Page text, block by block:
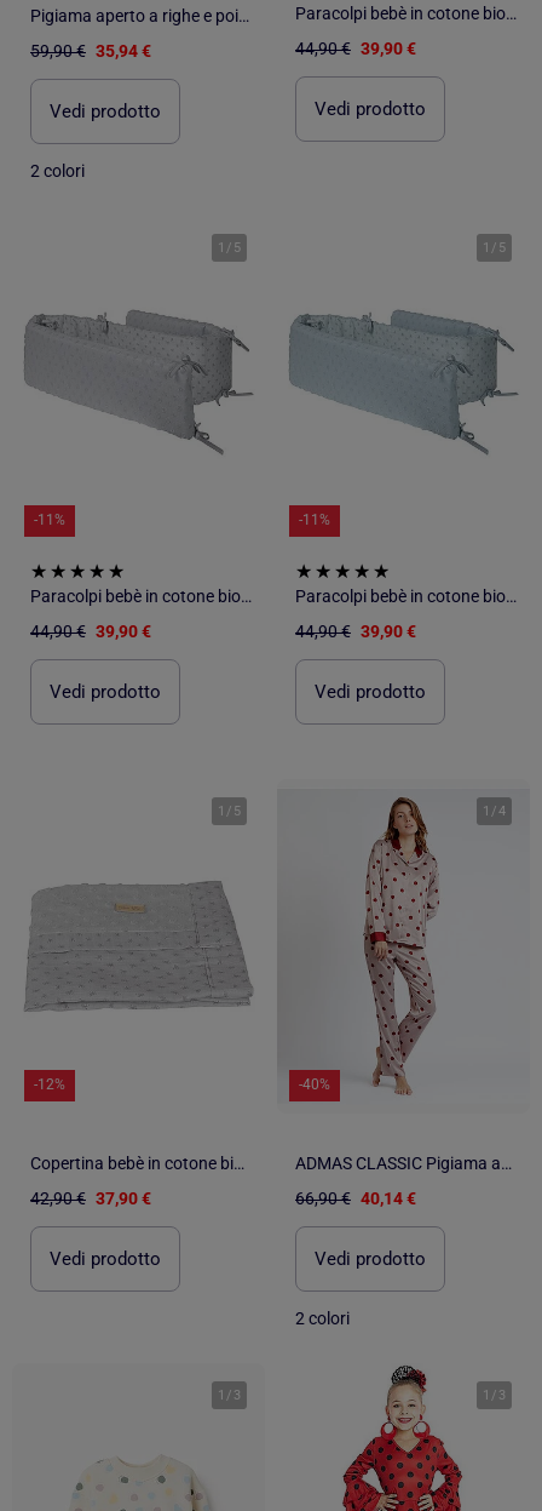
Pigiama aperto a righe e pois a maniche lunghe da uomo ADMAS CLASSIC
59,90 € 35,94 €
Vedi prodotto
2 colori
Paracolpi bebè in cotone biologico con pois in rilievo – ROBA "Lil Planet
44,90 € 39,90 €
Vedi prodotto
1 / 5
-11%
Paracolpi bebè in cotone biologico con pois in rilievo – ROBA "Lil Planet
44,90 € 39,90 €
Vedi prodotto
1 / 5
-11%
Paracolpi bebè in cotone biologico con pois in rilievo – ROBA "Lil Planet
44,90 € 39,90 €
Vedi prodotto
1 / 5
-12%
Copertina bebè in cotone bio con motivo a pois in rilievo – "Roba Lil Planet
42,90 € 37,90 €
Vedi prodotto
1 /4
-40%
ADMAS CLASSIC Pigiama aperto a maniche lunghe in raso con pois eleganti da donna
66,90 € 40,14 €
Vedi prodotto
2 colori
1 / 3 1 / 3